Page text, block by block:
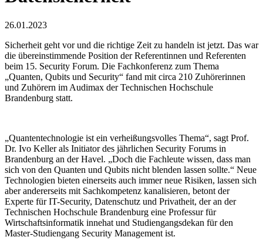
26.01.2023
Sicherheit geht vor und die richtige Zeit zu handeln ist jetzt. Das war
die übereinstimmende Position der Referentinnen und Referenten
beim 15. Security Forum. Die Fachkonferenz zum Thema
„Quanten, Qubits und Security“ fand mit circa 210 Zuhörerinnen
und Zuhörern im Audimax der Technischen Hochschule
Brandenburg statt.
„Quantentechnologie ist ein verheißungsvolles Thema“, sagt Prof.
Dr. Ivo Keller als Initiator des jährlichen Security Forums in
Brandenburg an der Havel. „Doch die Fachleute wissen, dass man
sich von den Quanten und Qubits nicht blenden lassen sollte.“ Neue
Technologien bieten einerseits auch immer neue Risiken, lassen sich
aber andererseits mit Sachkompetenz kanalisieren, betont der
Experte für IT-Security, Datenschutz und Privatheit, der an der
Technischen Hochschule Brandenburg eine Professur für
Wirtschaftsinformatik innehat und Studiengangsdekan für den
Master-Studiengang Security Management ist.